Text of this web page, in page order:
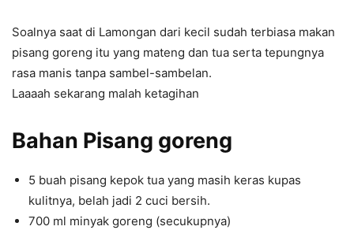
Soalnya saat di Lamongan dari kecil sudah terbiasa makan
pisang goreng itu yang mateng dan tua serta tepungnya
rasa manis tanpa sambel-sambelan.
Laaaah sekarang malah ketagihan
Bahan Pisang goreng
5 buah pisang kepok tua yang masih keras kupas
kulitnya, belah jadi 2 cuci bersih.
700 ml minyak goreng (secukupnya)